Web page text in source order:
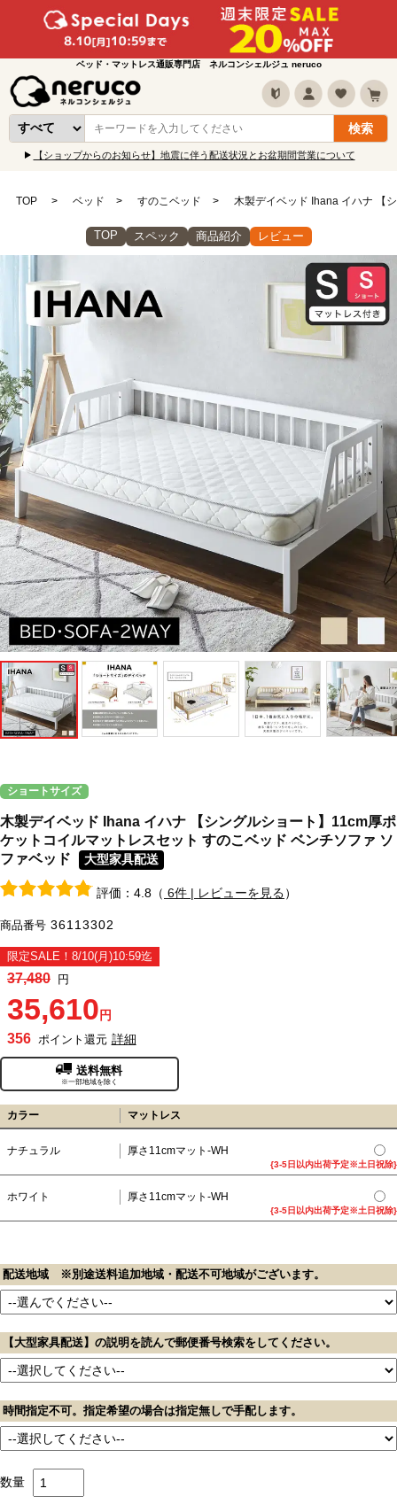
ベッド・マットレス通販専門店 ネルコンシェルジュ neruco
【ショップからのお知らせ】地震に伴う配送状況とお盆期間営業について
TOP ベッド すのこベッド 木製デイベッド Ihana イハナ 【
TOP スペック 商品紹介 レビュー
ショートサイズ
木製デイベッド Ihana イハナ 【シングルショート】11cm厚ポ
ケットコイルマットレスセット すのこベッド ベンチソファ ソ
ファベッド
大型家具配送
評価：4.8（ 6件 | レビューを見る）
商品番号 36113302
限定SALE！8/10(月)10:59迄
37,480 円
35,610円
356 ポイント還元 詳細
送料無料
※一部地域を除く
カラー マットレス
ナチュラル 厚さ11cmマット-WH
{3-5日以内出荷予定※土日祝除}
ホワイト 厚さ11cmマット-WH
{3-5日以内出荷予定※土日祝除}
配送地域 ※別途送料追加地域・配送不可地域がございます。
【大型家具配送】の説明を読んで郵便番号検索をしてください。
時間指定不可。指定希望の場合は指定無しで手配します。
数量